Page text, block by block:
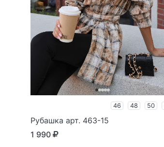
46 48 50
Рубашка арт. 463-15
1 990